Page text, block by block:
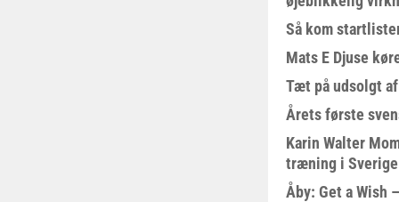
Så kom
Mats E Djuse
Tæt på udsolgt
Årets første
Karin Walter
træning i Sverige
Åby: Get a Wish